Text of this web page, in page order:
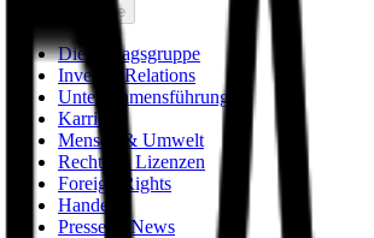
nach vorne
Die Verlagsgruppe
Investor Relations
Unternehmensführung
Karriere
Mensch & Umwelt
Rechte & Lizenzen
Foreign Rights
Handel
Presse & News